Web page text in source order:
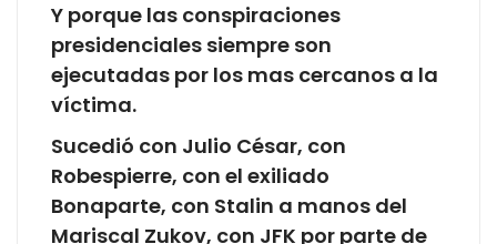
Y porque las conspiraciones
presidenciales siempre son
ejecutadas por los mas cercanos a la
víctima.
Sucedió con Julio César, con
Robespierre, con el exiliado
Bonaparte, con Stalin a manos del
Mariscal Zukov, con JFK por parte de